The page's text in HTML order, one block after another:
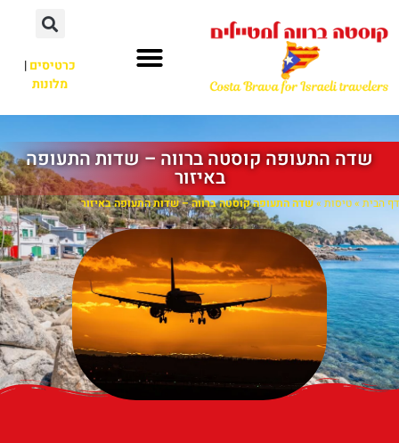
כרטיסים|
מלונות
שדה התעופה קוסטה ברווה – שדות התעופה
באיזור
דף הבית »טיסות »שדה התעופה קוסטה ברווה – שדות התעופה באיזור